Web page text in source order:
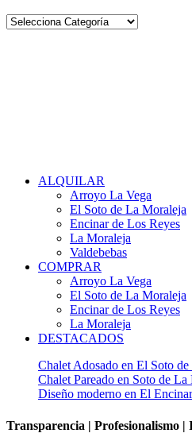
4.400 €/mes Piso en alquiler
Exclusiva urbanización
alquiler en...
MÁS INFO →
ALQUILAR
Arroyo La Vega
El Soto de La Moraleja
Encinar de Los Reyes
La Moraleja
Valdebebas
COMPRAR
Arroyo La Vega
El Soto de La Moraleja
Encinar de Los Reyes
La Moraleja
DESTACADOS
Chalet Adosado en El Soto
Chalet Pareado en Soto de La
Diseño moderno en El
Transparencia | Profesionalismo |